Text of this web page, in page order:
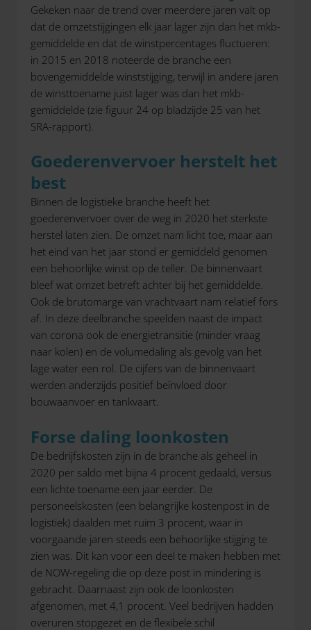
Gekeken naar de trend over meerdere jaren valt op
dat de omzetstijgingen elk jaar lager zijn dan het mkb-
gemiddelde en dat de winstpercentages fluctueren:
in 2015 en 2018 noteerde de branche een
bovengemiddelde winststijging, terwijl in andere jaren
de winsttoename juist lager was dan het mkb-
gemiddelde (zie figuur 24 op bladzijde 25 van het
SRA-rapport).
Goederenvervoer herstelt het
best
Binnen de logistieke branche heeft het
goederenvervoer over de weg in 2020 het sterkste
herstel laten zien. De omzet nam licht toe, maar aan
het eind van het jaar stond er gemiddeld genomen
een behoorlijke winst op de teller. De binnenvaart
bleef wat omzet betreft achter bij het gemiddelde.
Ook de brutomarge van vrachtvaart nam relatief fors
af. In deze deelbranche speelden naast de impact
van corona ook de energietransitie (minder vraag
naar kolen) en de volumedaling als gevolg van het
lage water een rol. De cijfers van de binnenvaart
werden anderzijds positief beïnvloed door
bouwaanvoer en tankvaart.
Forse daling loonkosten
De bedrijfskosten zijn in de branche als geheel in
2020 per saldo met bijna 4 procent gedaald, versus
een lichte toename een jaar eerder. De
personeelskosten (een belangrijke kostenpost in de
logistiek) daalden met ruim 3 procent, waar in
voorgaande jaren steeds een behoorlijke stijging te
zien was. Dit kan voor een deel te maken hebben met
de NOW-regeling die op deze post in mindering is
gebracht. Daarnaast zijn ook de loonkosten
afgenomen, met 4,1 procent. Veel bedrijven hadden
overuren stopgezet en de flexibele schil